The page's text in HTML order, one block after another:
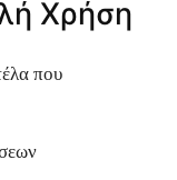
Χρήση
που